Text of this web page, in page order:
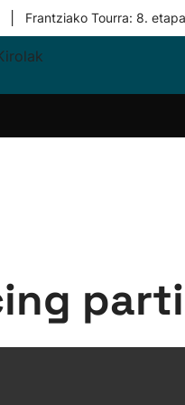
Frantziako Tourra: 8. etapa